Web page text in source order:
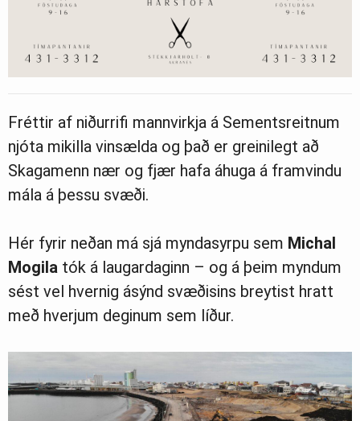
Fréttir af niðurrifi mannvirkja á Sementsreitnum
njóta mikilla vinsælda og það er greinilegt að
Skagamenn nær og fjær hafa áhuga á framvindu
mála á þessu svæði.
Hér fyrir neðan má sjá myndasyrpu sem Michal
Mogila tók á laugardaginn – og á þeim myndum
sést vel hvernig ásýnd svæðisins breytist hratt
með hverjum deginum sem líður.